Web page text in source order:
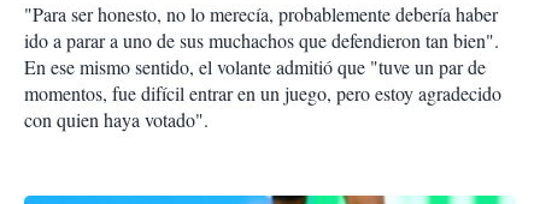
"Para ser honesto, no lo merecía, probablemente debería haber
ido a parar a uno de sus muchachos que defendieron tan bien".
En ese mismo sentido, el volante admitió que "tuve un par de
momentos, fue difícil entrar en un juego, pero estoy agradecido
con quien haya votado".